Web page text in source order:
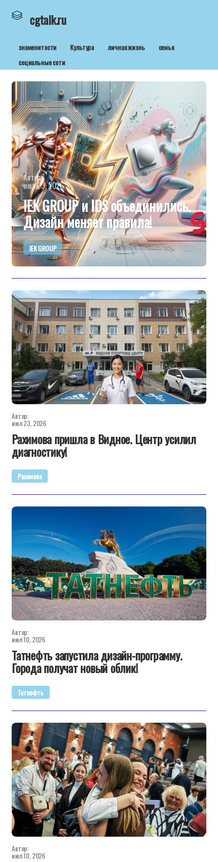
cgtalk.ru
знаменитости Культура личная жизнь
семья
социальные сети
Автор:
июл 23, 2026
IEK GROUP и IDS объединились.
Дизайн меняет правила!
IEK GROUP
Автор:
июл 23, 2026
Рахимова пришла в Видное. Центр усилил
диагностику!
Рахимова
Автор:
июл 10, 2026
Татнефть запустила дизайн-программу.
Города получат новый облик!
Татнефть
Автор:
июл 10, 2026